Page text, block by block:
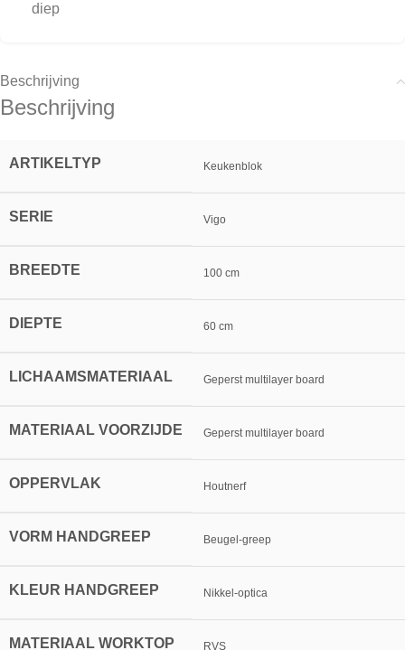
diep
Beschrijving
Beschrijving
ARTIKELTYP Keukenblok
SERIE Vigo
BREEDTE 100 cm
DIEPTE 60 cm
LICHAAMSMATERIAAL Geperst multilayer board
MATERIAAL VOORZIJDE Geperst multilayer board
OPPERVLAK Houtnerf
VORM HANDGREEP Beugel-greep
KLEUR HANDGREEP Nikkel-optica
MATERIAAL WORKTOP RVS